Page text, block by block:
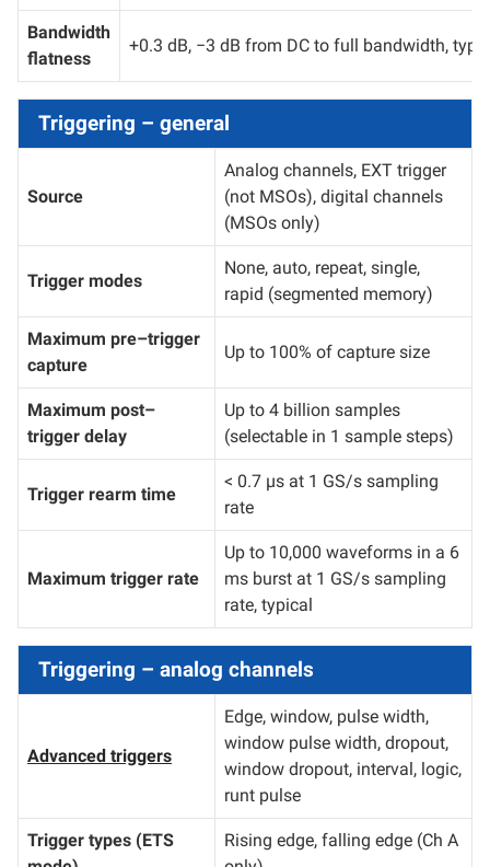
Bandwidth
flatness
+0.3 dB, −3 dB from DC to full bandwidth,
Triggering – general
Source
Analog channels, EXT trigger
(not MSOs), digital channels
(MSOs only)
Trigger modes
None, auto, repeat, single,
rapid (segmented memory)
Maximum pre–trigger
capture
Up to 100% of capture size
Maximum post–
trigger delay
Up to 4 billion samples
(selectable in 1 sample steps)
Trigger rearm time
< 0.7 µs at 1 GS/s sampling
rate
Maximum trigger rate
Up to 10,000 waveforms in a 6
ms burst at 1 GS/s sampling
rate, typical
Triggering – analog channels
Advanced triggers
Edge, window, pulse width,
window pulse width, dropout,
window dropout, interval, logic,
runt pulse
Trigger types (ETS
Rising edge, falling edge (Ch A